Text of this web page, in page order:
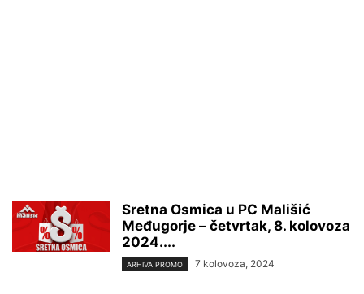
Sretna Osmica u PC Mališić
Međugorje – četvrtak, 8. kolovoza
2024....
ARHIVA PROMO 7 kolovoza, 2024